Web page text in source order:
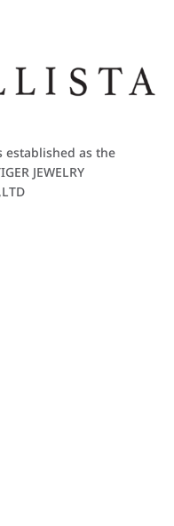
established as the
JEWELRY